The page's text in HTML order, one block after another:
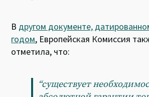
В другом документе,
годом, Европейская Комиссия
отметила, что:
“существует